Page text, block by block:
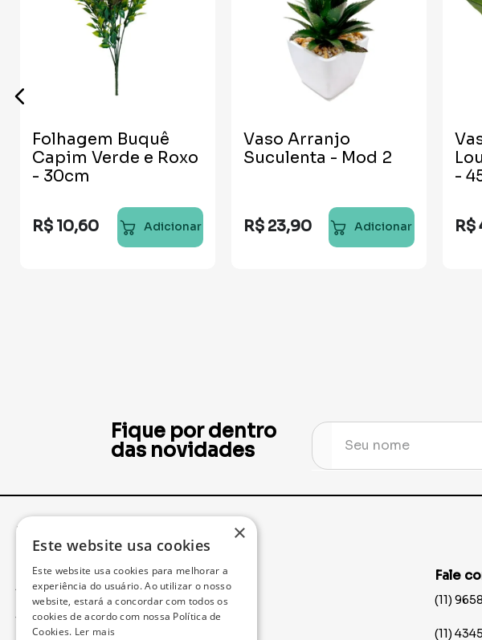
Folhagem Buquê
Capim Verde e Roxo
- 30cm
R$ 10,60 Adicionar
Vaso Arranjo
Suculenta - Mod 2
R$ 23,90 Adicionar
-
R$
Fique por dentro
das novidades
Institucional
Acompanhe seu Pedido
Trocas e Devoluções
Fale
(11)
(11)
×
Este website usa cookies
Este website usa cookies para melhorar a
experiência do usuário. Ao utilizar o nosso
website, estará a concordar com todos os
cookies de acordo com nossa Política de
Cookies. Ler mais